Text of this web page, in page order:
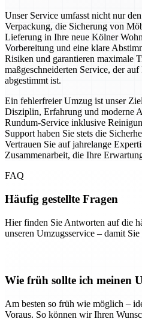
Unser Service umfasst nicht nur
Verpackung, die Sicherung von
Lieferung in Ihre neue Kölner
Vorbereitung und eine klare
Risiken und garantieren maximale
maßgeschneiderten Service, der
abgestimmt ist.
Ein fehlerfreier Umzug ist unser
Disziplin, Erfahrung und moderne
Rundum-Service inklusive
Support haben Sie stets die
Vertrauen Sie auf jahrelange
Zusammenarbeit, die Ihre
FAQ
Häufig gestellte Fragen
Hier finden Sie Antworten auf die
unseren Umzugsservice – damit
Wie früh sollte ich meinen
Am besten so früh wie möglich –
Voraus. So können wir Ihren